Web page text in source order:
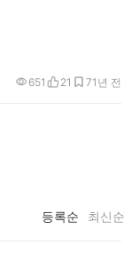
1년 전
651 21 7
등록순 최신순